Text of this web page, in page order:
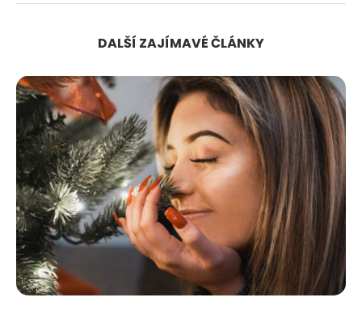
DALŠÍ ZAJÍMAVÉ ČLÁNKY